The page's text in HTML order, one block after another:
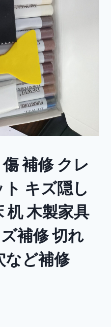
補修 クレ
キズ隠し
机 木製家具
補修 切れ
など補修